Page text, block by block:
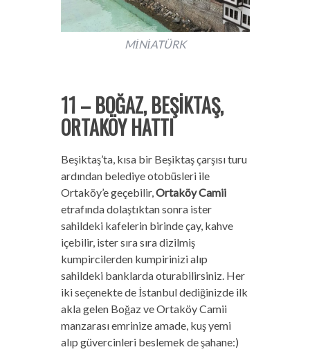
MİNİATÜRK
11 – BOĞAZ, BEŞİKTAŞ,
ORTAKÖY HATTI
Beşiktaş’ta, kısa bir Beşiktaş çarşısı turu
ardından belediye otobüsleri ile
Ortaköy’e geçebilir, Ortaköy Camii
etrafında dolaştıktan sonra ister
sahildeki kafelerin birinde çay, kahve
içebilir, ister sıra sıra dizilmiş
kumpircilerden kumpirinizi alıp
sahildeki banklarda oturabilirsiniz. Her
iki seçenekte de İstanbul dediğinizde ilk
akla gelen Boğaz ve Ortaköy Camii
manzarası emrinize amade, kuş yemi
alıp güvercinleri beslemek de şahane:)